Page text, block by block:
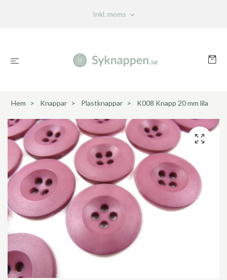
Inkl. moms
Hem Knappar Plastknappar K008 Knapp 20 mm lila